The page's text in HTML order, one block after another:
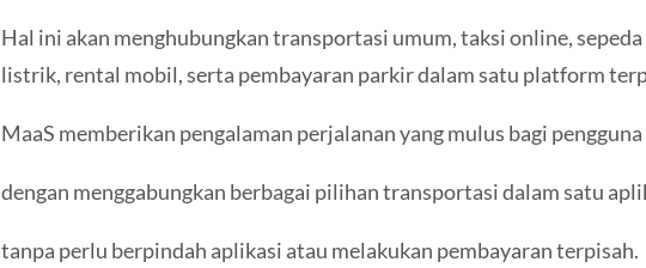
Hal ini akan menghubungkan transportasi umum, taksi online,
listrik, rental mobil, serta pembayaran parkir dalam satu platform
MaaS memberikan pengalaman perjalanan yang mulus bagi pengguna
dengan menggabungkan berbagai pilihan transportasi dalam satu
tanpa perlu berpindah aplikasi atau melakukan pembayaran terpisah.